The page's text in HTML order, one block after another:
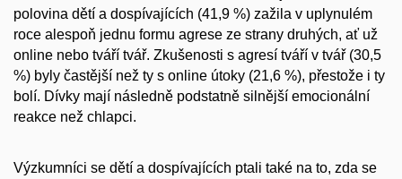
polovina dětí a dospívajících (41,9 %) zažila v uplynulém
roce alespoň jednu formu agrese ze strany druhých, ať už
online nebo tváří tvář. Zkušenosti s agresí tváří v tvář (30,5
%) byly častější než ty s online útoky (21,6 %), přestože i ty
bolí. Dívky mají následně podstatně silnější emocionální
reakce než chlapci.
Výzkumníci se dětí a dospívajících ptali také na to, zda se